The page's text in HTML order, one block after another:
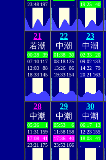
23:48 197
19:25
40
21
若潮
00:28
39
07:10 117
12:03
88
18:33 145
22
中潮
01:38
30
08:18 125
13:26
86
19:33 154
23
中潮
02:33
20
09:02 133
14:22
79
20:21 163
28
中潮
05:26
1
11:31 159
17:08
41
23:21 175
29
中潮
05:53
6
11:58 158
17:36
40
23:52 166
30
中潮
06:17
13
12:23 155
18:03
41